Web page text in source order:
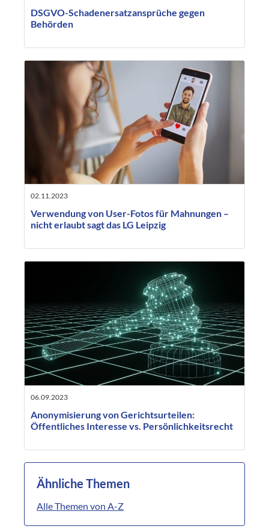
DSGVO-Schadenersatzansprüche gegen
Behörden
02.11.2023
Verwendung von User-Fotos für Mahnungen –
nicht erlaubt sagt das LG Leipzig
06.09.2023
Anonymisierung von Gerichtsurteilen:
Öffentliches Interesse vs. Persönlichkeitsrecht
Ähnliche Themen
Alle Themen von A-Z